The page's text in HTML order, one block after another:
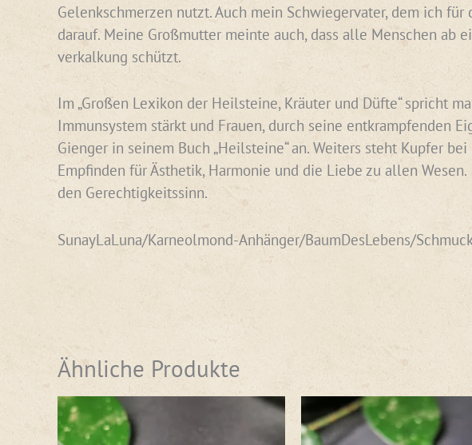
Gelenkschmerzen nutzt. Auch mein Schwiegervater, dem ich
darauf. Meine Großmutter meinte auch, dass alle Menschen ab
verkalkung schützt.
Im „Großen Lexikon der Heilsteine, Kräuter und Düfte“ spricht
Immunsystem stärkt und Frauen, durch seine entkrampfenden
Gienger in seinem Buch „Heilsteine“ an. Weiters steht Kupfer
Empfinden für Ästhetik, Harmonie und die Liebe zu allen
den Gerechtigkeitssinn.
SunayLaLuna/Karneolmond-Anhänger/BaumDesLebens/
Ähnliche Produkte